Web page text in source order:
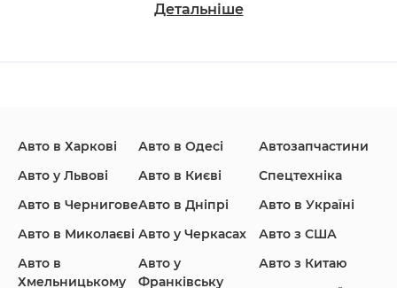
Honda Hyundai
Infiniti Jaguar Jeep
Детальніше
Авто в Харкові
Авто у Львові
Авто в Чернигове
Авто в Миколаєві
Авто в
Хмельницькому
Авто в Одесі
Авто в Києві
Авто в Дніпрі
Авто у Черкасах
Авто у
Франківську
Автозапчастини
Спецтехніка
Авто в Україні
Авто з США
Авто з Китаю